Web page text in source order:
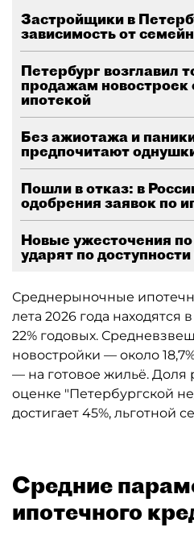
Застройщики в
зависимость от
Петербург возглавил
продажам новостроек
ипотекой
Без ажиотажа и
предпочитают
Пошли в отказ: в
одобрения заявок по
Новые ужесточения
ударят по
Среднерыночные
лета 2026 года находятся
22% годовых.
новостройки — около
— на готовое жильё. Доля
оценке "Петербургской
достигает 45%, льготной
Средние
ипотечного